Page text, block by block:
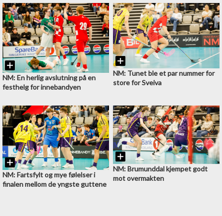
NM: En herlig avslutning på en
festhelg for innebandyen
NM: Tunet ble et par nummer for
store for Sveiva
NM: Fartsfylt og mye følelser i
finalen mellom de yngste guttene
NM: Brumunddal kjempet godt
mot overmakten